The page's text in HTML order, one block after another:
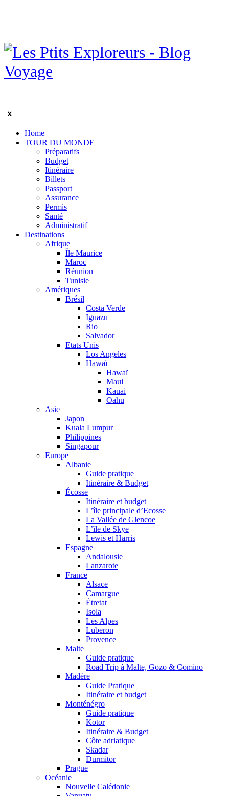
Home
TOUR DU MONDE
Préparatifs
Budget
Itinéraire
Billets
Passport
Assurance
Permis
Santé
Administratif
Destinations
Afrique
Île Maurice
Maroc
Réunion
Tunisie
Amériques
Brésil
Costa Verde
Iguazu
Rio
Salvador
Etats Unis
Los Angeles
Hawaï
Hawaï
Maui
Kauai
Oahu
Asie
Japon
Kuala Lumpur
Philippines
Singapour
Europe
Albanie
Guide pratique
Itinéraire & Budget
Écosse
Itinéraire et budget
L’île principale d’Ecosse
La Vallée de Glencoe
L’île de Skye
Lewis et Harris
Espagne
Andalousie
Lanzarote
France
Alsace
Camargue
Étretat
Isola
Les Alpes
Luberon
Provence
Malte
Guide pratique
Road Trip à Malte, Gozo & Comino
Madère
Guide Pratique
Itinéraire et budget
Monténégro
Guide pratique
Kotor
Itinéraire & Budget
Côte adriatique
Skadar
Durmitor
Prague
Océanie
Nouvelle Calédonie